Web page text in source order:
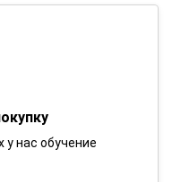
у нас обучение